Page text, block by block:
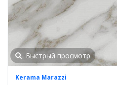
Быстрый просмотр
Kerama Marazzi